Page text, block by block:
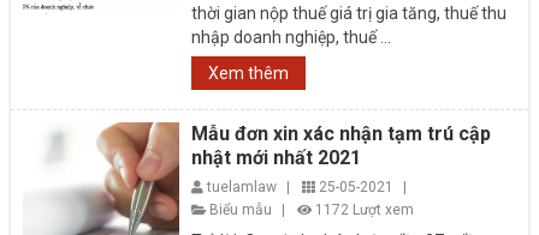
thời gian nộp thuế giá trị gia tăng, thuế thu
nhập doanh nghiệp, thuế ...
Xem thêm
Mẫu đơn xin xác nhận tạm trú cập
nhật mới nhất 2021
tuelamlaw | 25-05-2021
|
Biểu mẫu
| 1172 Lượt xem